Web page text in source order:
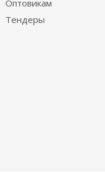
Оптовикам
Тендеры